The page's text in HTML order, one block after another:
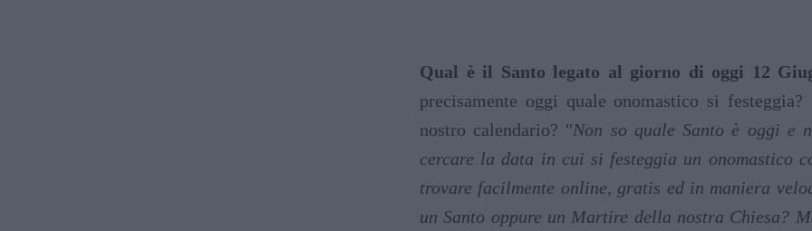
Qual è il Santo legato al giorno di oggi 12
precisamente oggi quale onomastico si
nostro calendario? "Non so quale Santo è oggi e
cercare la data in cui si festeggia un onomastico
trovare facilmente online, gratis ed in maniera
un Santo oppure un Martire della nostra Chiesa?